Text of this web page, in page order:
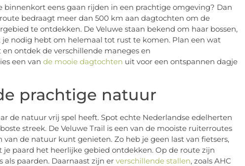
eens gaan rijden in een prachtige omgeving? Dan
bedraagt meer dan 500 km aan dagtochten om de
te ontdekken. De Veluwe staan bekend om haar bossen,
nodig hebt om helemaal tot rust te komen. Plan een wat
ontdek de verschillende maneges en
een van de mooie dagtochten uit voor een ontspannen dagje
prachtige natuur
de natuur vrij spel heeft. Spot echte Nederlandse edelherten
streek. De Veluwe Trail is een van de mooiste ruiterroutes
de natuur kunt genieten. Zo heb je geen last van fietsers,
paard het heerlijke gebied ontdekken. Op de route zijn
paarden. Daarnaast zijn er verschillende stallen, zoals AHC